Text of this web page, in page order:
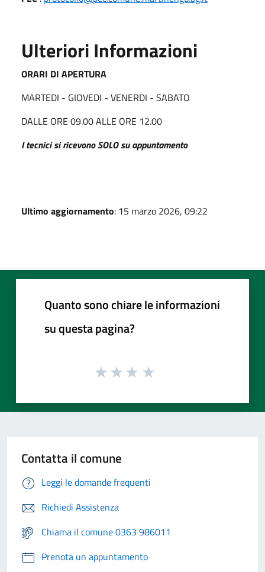
Ulteriori Informazioni
ORARI DI APERTURA
MARTEDI - GIOVEDI - VENERDI - SABATO
DALLE ORE 09.00 ALLE ORE 12.00
I tecnici si ricevono SOLO su appuntamento
Ultimo aggiornamento: 15 marzo 2026, 09:22
Quanto sono chiare le informazioni
su questa pagina?
Contatta il comune
Leggi le domande frequenti
Richiedi Assistenza
Chiama il comune 0363 986011
Prenota un appuntamento